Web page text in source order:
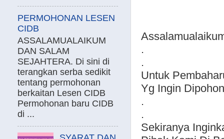
.
.
Untuk
Yg Ingin
.
.
Sekiranya
PERMOHONAN LESEN
CIDB
ASSALAMUALAIKUM
DAN SALAM
SEJAHTERA. Di sini di
terangkan serba sedikit
tentang permohonan
berkaitan Lesen CIDB
Permohonan baru CIDB
di ...